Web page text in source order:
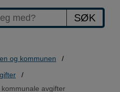
SØK
og kommunen
avgifter